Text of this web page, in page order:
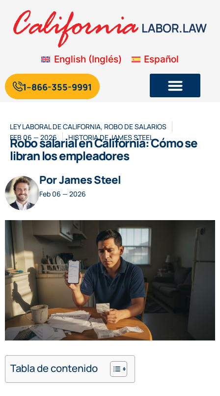
English (Inglés) Español
1--866-355-9991
LEY LABORAL DE CALIFORNIA, ROBO DE SALARIOS
FEB 06 — 2026
HISTORIA DEJAMES STEEL
Robo salarial en California: Cómo se
libran los empleadores
Por James Steel
Feb 06 — 2026
Tabla de contenido